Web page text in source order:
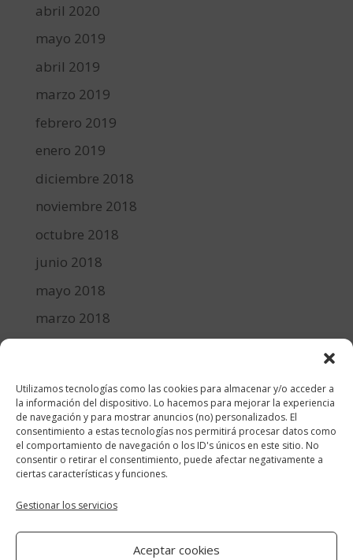
Utilizamos tecnologías como las cookies para almacenar y/o acceder a
la información del dispositivo. Lo hacemos para mejorar la experiencia
de navegación y para mostrar anuncios (no) personalizados. El
consentimiento a estas tecnologías nos permitirá procesar datos como
el comportamiento de navegación o los ID's únicos en este sitio. No
consentir o retirar el consentimiento, puede afectar negativamente a
ciertas características y funciones.
Gestionar los servicios
Aceptar cookies
abril 2020
mayo 2019
abril 2019
marzo 2019
febrero 2019
enero 2019
diciembre 2018
noviembre 2018
octubre 2018
junio 2018
mayo 2018
marzo 2018
diciembre 2017
Categorías
cocina y recetas
general
lifestyle